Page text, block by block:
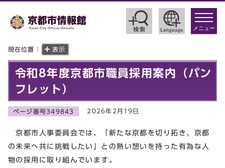
toggle
メニュー
現在位置： 表示
令和8年度京都市職員採用案内（パン
フレット）
ページ番号349843 2026年2月19日
京都市人事委員会では、「新たな京都を切り拓き、京都
の未来へ共に挑戦したい」との熱い想いを持った有為な人
物の採用に取り組んでいます。